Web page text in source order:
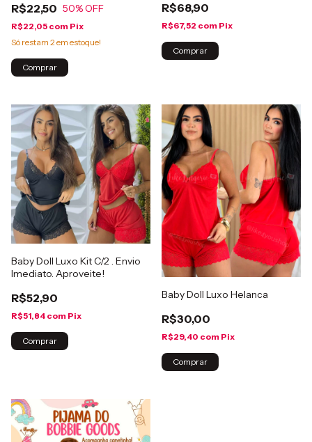
R$22,50 50% OFF
R$22,05 com Pix
Só restam 2em estoque!
Comprar
R$68,90
R$67,52 com Pix
Comprar
Baby Doll Luxo Kit C/2 . Envio
Imediato. Aproveite!
R$52,90
R$51,84 com Pix
Comprar
Baby Doll Luxo Helanca
R$30,00
R$29,40 com Pix
Comprar